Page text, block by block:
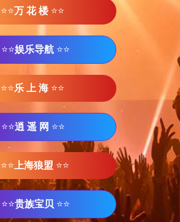
⭐⭐万 花 楼 ⭐⭐
⭐⭐娱乐导航 ⭐⭐
⭐⭐乐 上 海 ⭐⭐
⭐⭐逍 遥 网 ⭐⭐
⭐⭐ 上海狼盟 ⭐⭐
⭐⭐贵族宝贝 ⭐⭐